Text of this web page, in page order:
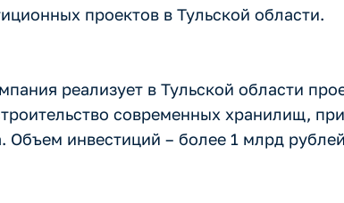
проектов в Тульской области.
реализует в Тульской области
современных хранилищ,
Объем инвестиций – более 1 млрд